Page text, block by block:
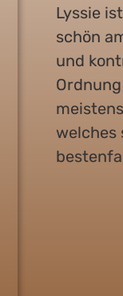
Lyssie
schön
und
welches